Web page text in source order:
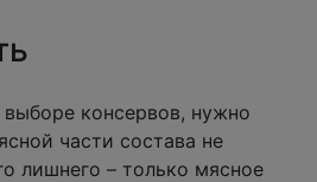
консервов, нужно
части состава не
лишнего – только мясное